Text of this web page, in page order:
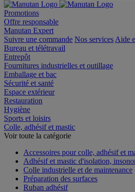
Promotions
Offre responsable
Manutan Expert
Suivre une commande Nos services Aide
Bureau et télétravail
Entrepôt
Fournitures industrielles et outillage
Emballage et bac
Sécurité et santé
Espace extérieur
Restauration
Hygiène
Sports et loisirs
Colle, adhésif et mastic
Voir toute la catégorie
Accessoires pour colle, adhésif et
Adhésif et mastic d'isolation,
Colle industrielle et de maintenance
Préparation des surfaces
Ruban adhésif